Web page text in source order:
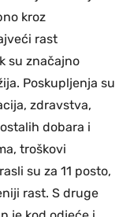
kroz
rast
su značajno
Poskupljenja su
zdravstva,
dobara i
troškovi
su za 11 posto,
rast. S druge